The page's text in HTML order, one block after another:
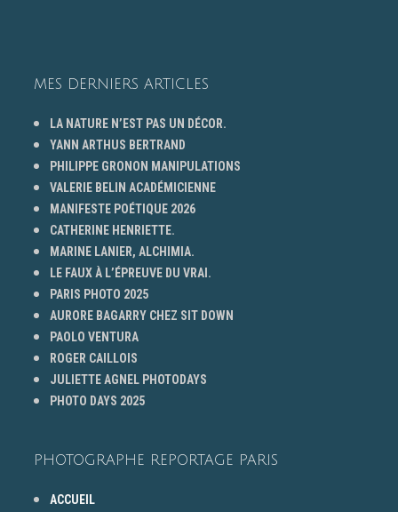
MES DERNIERS ARTICLES
LA NATURE N’EST PAS UN DÉCOR.
YANN ARTHUS BERTRAND
PHILIPPE GRONON MANIPULATIONS
VALERIE BELIN ACADÉMICIENNE
MANIFESTE POÉTIQUE 2026
CATHERINE HENRIETTE.
MARINE LANIER, ALCHIMIA.
LE FAUX À L’ÉPREUVE DU VRAI.
PARIS PHOTO 2025
AURORE BAGARRY CHEZ SIT DOWN
PAOLO VENTURA
ROGER CAILLOIS
JULIETTE AGNEL PHOTODAYS
PHOTO DAYS 2025
PHOTOGRAPHE REPORTAGE PARIS
ACCUEIL